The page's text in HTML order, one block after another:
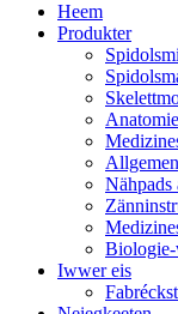
Heem
Produkter
Nähpads
Biologie-
Iwwer eis